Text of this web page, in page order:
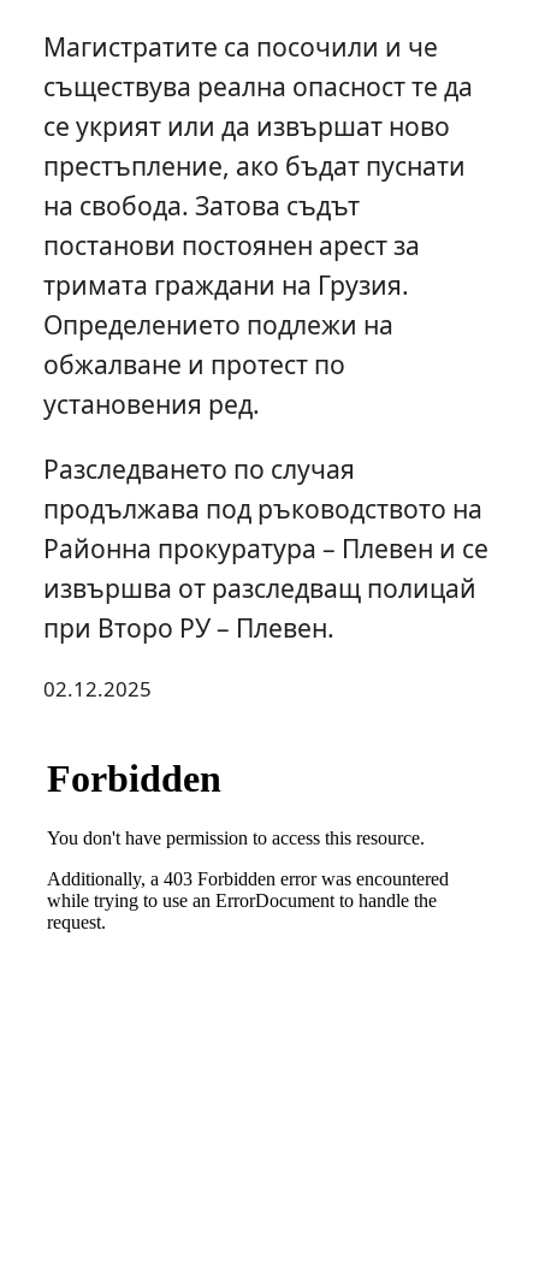
Магистратите са посочили и че
съществува реална опасност те да
се укрият или да извършат ново
престъпление, ако бъдат пуснати
на свобода. Затова съдът
постанови постоянен арест за
тримата граждани на Грузия.
Определението подлежи на
обжалване и протест по
установения ред.
Разследването по случая
продължава под ръководството на
Районна прокуратура – Плевен и се
извършва от разследващ полицай
при Второ РУ – Плевен.
02.12.2025